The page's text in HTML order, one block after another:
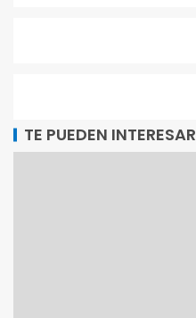
TE PUEDEN INTERESAR